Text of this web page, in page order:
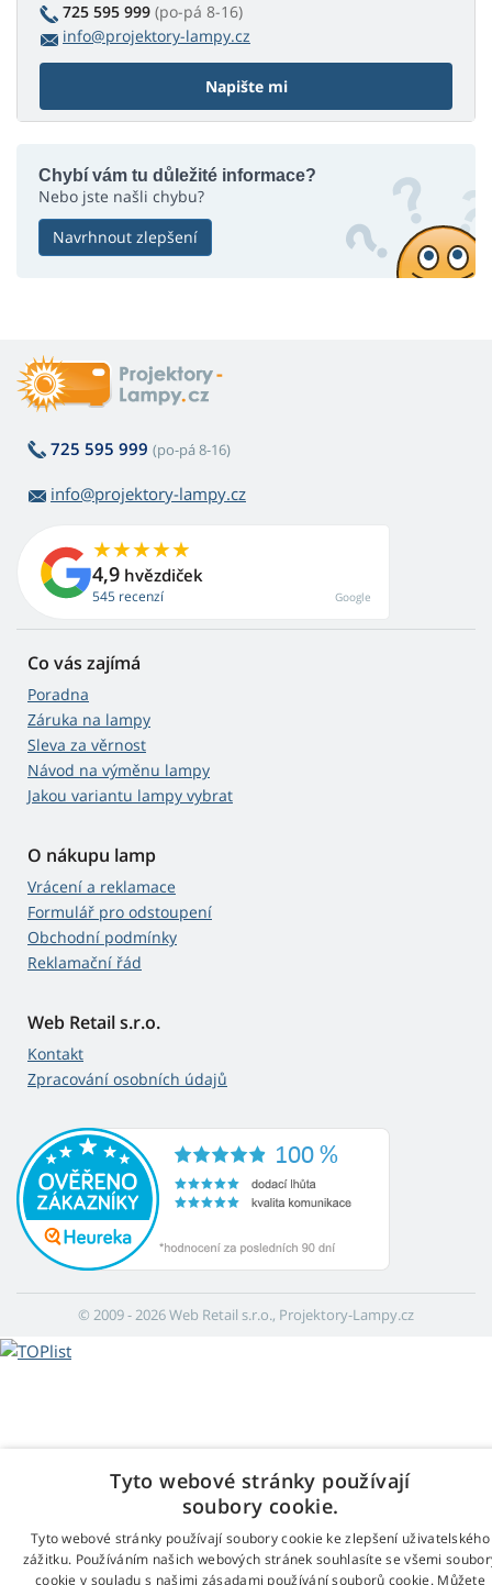
725 595 999 (po-pá 8-16)
info@projektory-lampy.cz
Napište mi
Chybí vám tu důležité informace?
Nebo jste našli chybu?
Navrhnout zlepšení
725 595 999 (po-pá 8-16)
info@projektory-lampy.cz
4,9 hvězdiček
545 recenzí Google
Co vás zajímá
Poradna
Záruka na lampy
Sleva za věrnost
Návod na výměnu lampy
Jakou variantu lampy vybrat
O nákupu lamp
Vrácení a reklamace
Formulář pro odstoupení
Obchodní podmínky
Reklamační řád
Web Retail s.r.o.
Kontakt
Zpracování osobních údajů
© 2009 - 2026 Web Retail s.r.o., Projektory-Lampy.cz
Tyto webové stránky používají
soubory cookie.
Tyto webové stránky používají soubory cookie ke zlepšení uživatelského
zážitku. Používáním našich webových stránek souhlasíte se všemi
cookie v souladu s našimi zásadami používání souborů cookie. Můžete